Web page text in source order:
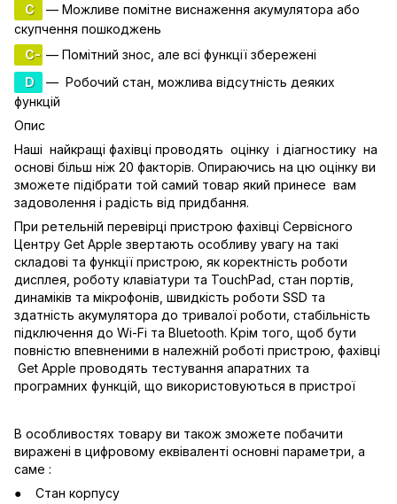
C
— Можливе помітне виснаження акумулятора або
скупчення пошкоджень
C- — Помітний знос, але всі функції збережені
D
— Робочий стан, можлива відсутність деяких
функцій
Опис
Наші найкращі фахівці проводять оцінку і діагностику на
основі більш ніж 20 факторів. Опираючись на цю оцінку ви
зможете підібрати той самий товар який принесе вам
задоволення і радість від придбання.
При ретельній перевірці пристрою фахівці Сервісного
Центру Get Apple звертають особливу увагу на такі
складові та функції пристрою, як коректність роботи
дисплея, роботу клавіатури та TouchPad, стан портів,
динаміків та мікрофонів, швидкість роботи SSD та
здатність акумулятора до тривалої роботи, стабільність
підключення до Wi-Fi та Bluetooth. Крім того, щоб бути
повністю впевненими в належній роботі пристрою, фахівці
Get Apple проводять тестування апаратних та
програмних функцій, що використовуються в пристрої
В особливостях товару ви також зможете побачити
виражені в цифровому еквіваленті основні параметри, а
саме :
Стан корпусу